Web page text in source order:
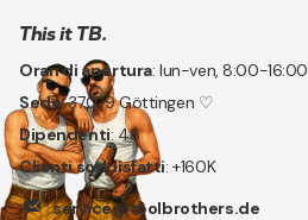
This it TB.
Orari di apertura: lun-ven, 8:00-16:00
Sede: 37079 Göttingen ♡
Dipendenti: 48
Clienti soddisfatti: +160K
service@toolbrothers.de